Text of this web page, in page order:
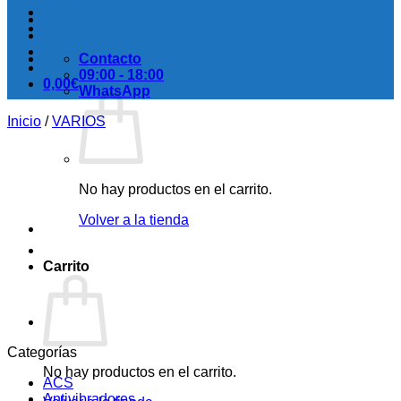
0,00€
No hay productos en el carrito.
Volver a la tienda
Carrito
No hay productos en el carrito.
Contacto
09:00 - 18:00
WhatsApp
Inicio / VARIOS
Categorías
ACS